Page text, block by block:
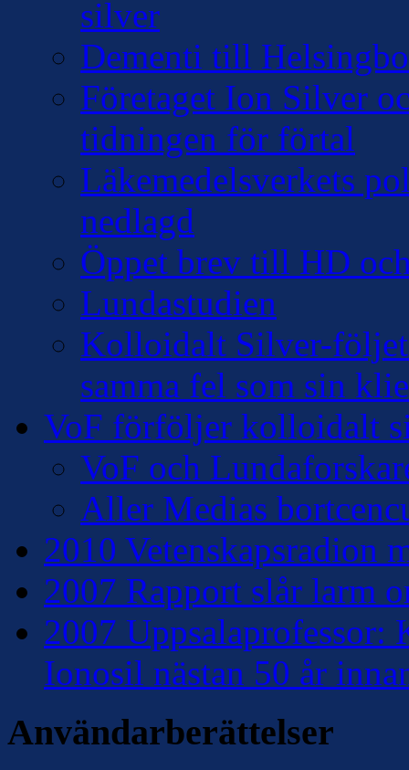
silver
Dementi till
Företaget Ion Silver
tidningen för förtal
Läkemedelsverkets
nedlagd
Öppet brev till HD
Lundastudien
Kolloidalt Silver-
samma fel som sin
VoF förföljer kolloidalt
VoF och
Aller Medias
2010 Vetenskapsradion
2007 Rapport slår larm
2007 Uppsalaprofessor:
Ionosil nästan 50 år
Användarberättelser